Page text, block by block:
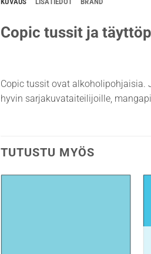
Copic tussit ja
Copic tussit ovat alkoholipohjaisia.
hyvin sarjakuvataiteilijoille,
TUTUSTU MYÖS